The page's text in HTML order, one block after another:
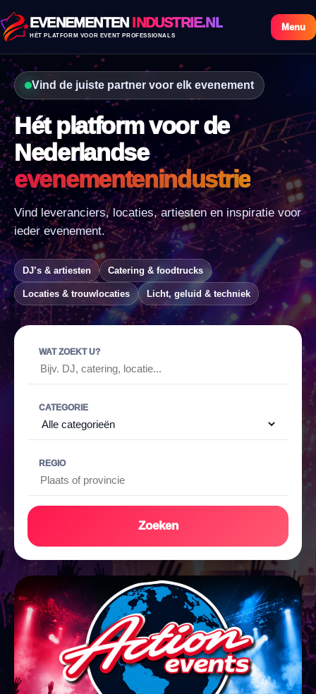
EVENEMENTEN INDUSTRIE.NL
HÉT PLATFORM VOOR EVENT PROFESSIONALS
Menu
Vind de juiste partner voor elk evenement
Hét platform voor de
Nederlandse
evenementenindustrie
Vind leveranciers, locaties, artiesten en inspiratie voor
ieder evenement.
DJ’s & artiesten Catering & foodtrucks
Locaties & trouwlocaties Licht, geluid & techniek
WAT ZOEKT U?
CATEGORIE
REGIO
Zoeken